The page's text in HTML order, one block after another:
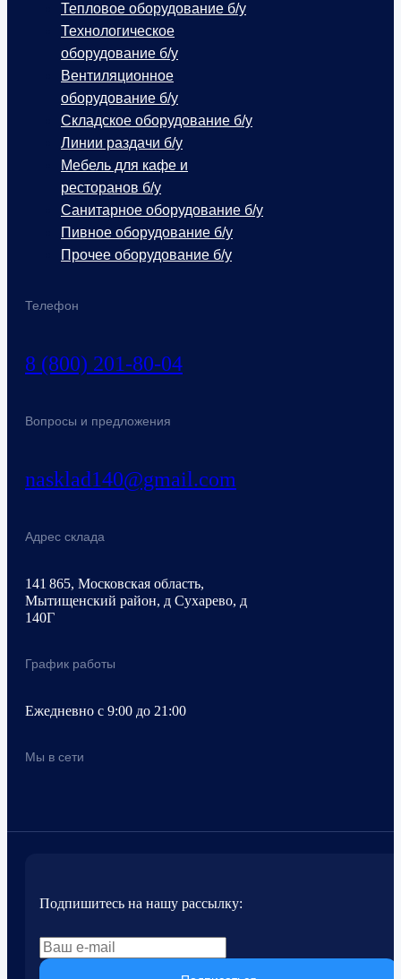
Телефон
8 (800) 201-80-04
Вопросы и предложения
nasklad140@gmail.com
Адрес склада
141 865, Московская область,
Мытищенский район, д Сухарево, д
140Г
График работы
Ежедневно с 9:00 до 21:00
Мы в сети
Тепловое оборудование б/у
Технологическое
оборудование б/у
Вентиляционное
оборудование б/у
Складское оборудование б/у
Линии раздачи б/у
Мебель для кафе и
ресторанов б/у
Санитарное оборудование б/у
Пивное оборудование б/у
Прочее оборудование б/у
Подпишитесь на нашу рассылку: